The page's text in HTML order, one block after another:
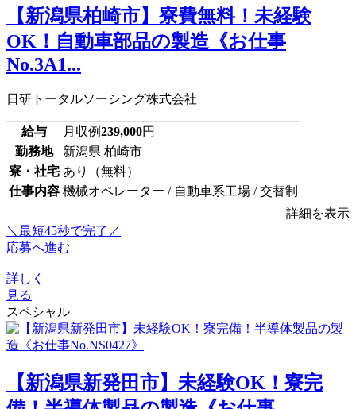
【新潟県柏崎市】寮費無料！未経験
OK！自動車部品の製造《お仕事
No.3A1...
日研トータルソーシング株式会社
給与 月収例239,000円
勤務地
新潟県 柏崎市
寮・社宅 あり（無料）
仕事内容 機械オペレーター / 自動車系工場 / 交替制
詳細を表示
＼最短45秒で完了／
応募へ進む
詳しく
見る
スペシャル
【新潟県新発田市】未経験OK！寮完